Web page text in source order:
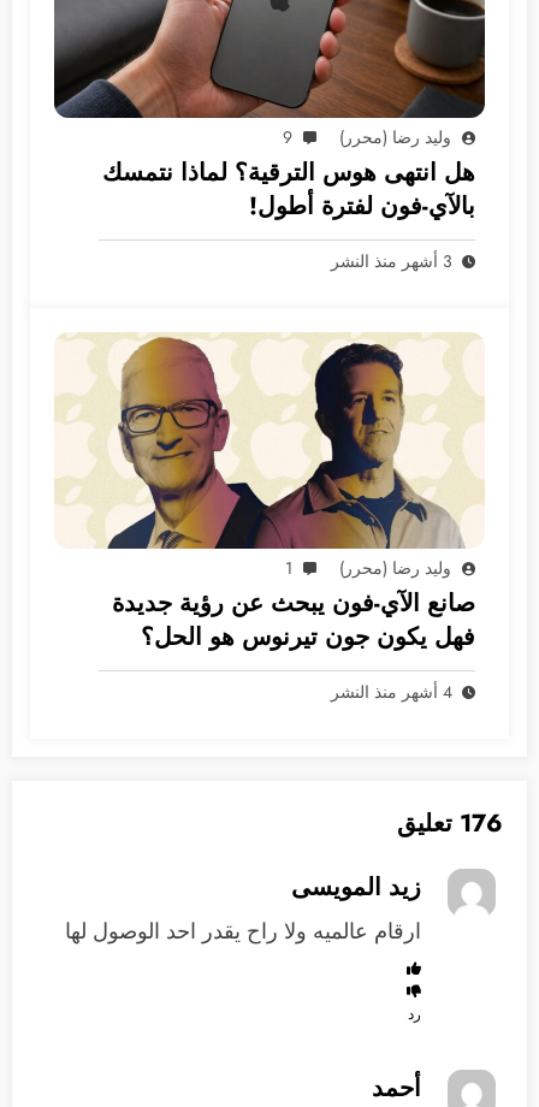
وليد رضا (محرر) 9
هل انتهى هوس الترقية؟ لماذا نتمسك
بالآي-فون لفترة أطول!
3 أشهر منذ النشر
وليد رضا (محرر) 1
صانع الآي-فون يبحث عن رؤية جديدة
فهل يكون جون تيرنوس هو الحل؟
4 أشهر منذ النشر
176 تعليق
زيد المويسى
ارقام عالميه ولا راح يقدر احد الوصول لها
رد
أحمد